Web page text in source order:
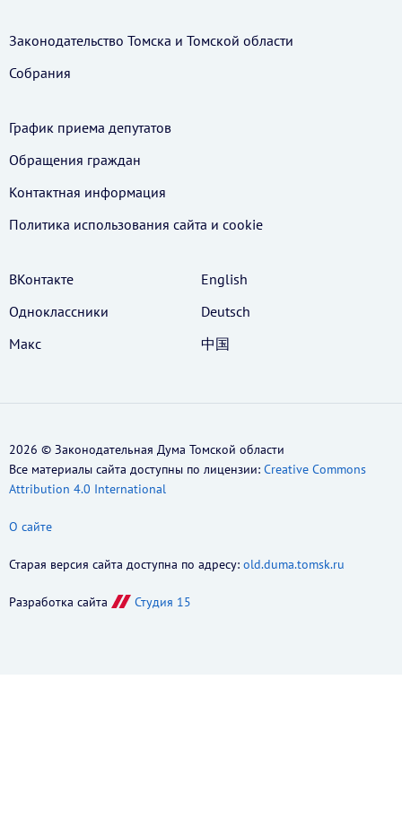
Законодательство Томска и Томской области
Собрания
График приема депутатов
Обращения граждан
Контактная информация
Политика использования cайта и cookie
ВКонтакте
Одноклассники
Макс
English
Deutsch
中国
2026 © Законодательная Дума Томской области
Все материалы сайта доступны по лицензии: Creative Commons
Attribution 4.0 International
О сайте
Старая версия сайта доступна по адресу: old.duma.tomsk.ru
Разработка сайта Студия 15